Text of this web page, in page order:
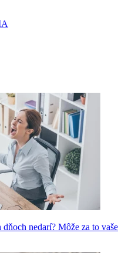
nedarí? Môže za to vaše